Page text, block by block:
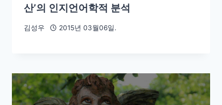
산’의 인지언어학적 분석
김성우 2015년 03월06일.